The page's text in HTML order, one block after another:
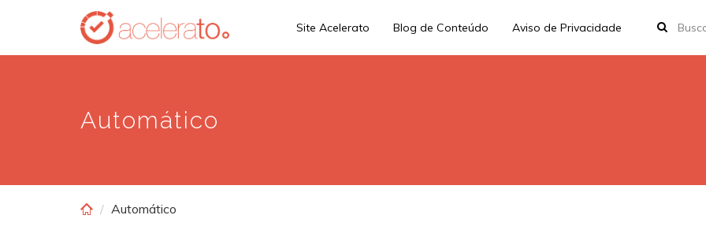
main
Site Acelerato Blog de Conteúdo Aviso de Privacidade
Automático
Automático